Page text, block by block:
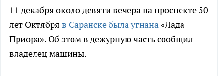
11 декабря около девяти вечера на проспекте 50
лет Октября в Саранске была угнана «Лада
Приора». Об этом в дежурную часть сообщил
владелец машины.